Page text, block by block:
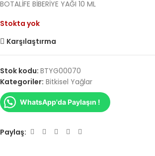
BOTALİFE BİBERİYE YAĞI 10 ML
Stokta yok
Karşılaştırma
Stok kodu: BTYG00070
Kategoriler: Bitkisel Yağlar
WhatsApp'da Paylaşın !
Paylaş: